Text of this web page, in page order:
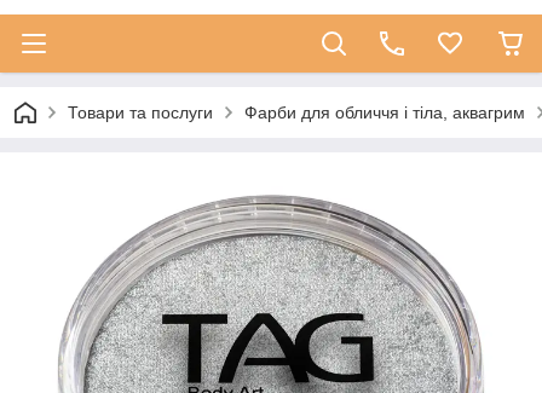
Товари та послуги Фарби для обличчя і тіла, аквагрим